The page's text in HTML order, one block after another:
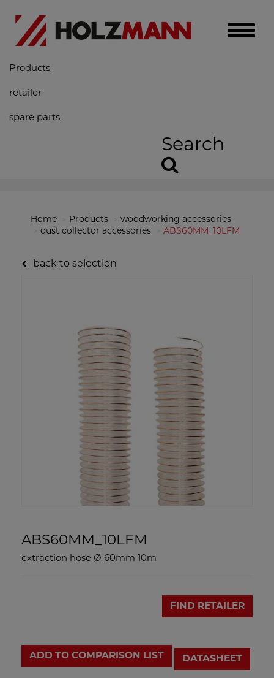
Toggle
Products
retailer
spare parts
Search
Home Products
woodworking accessories
dust collector accessories
ABS60MM_10LFM
back to selection
ABS60MM_10LFM
extraction hose Ø 60mm 10m
FIND RETAILER
ADD TO COMPARISON LIST DATASHEET